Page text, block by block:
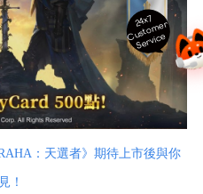
：天選者》期待上市後與你
！
24x7
C
ust
o
m
er
S
ervi
c
e